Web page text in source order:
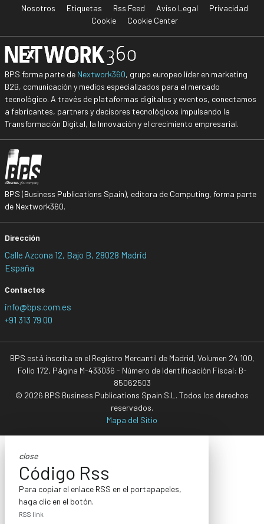
Nosotros Etiquetas Rss Feed Aviso Legal
Privacidad
Cookie
Cookie Center
BPS forma parte de Nextwork360, grupo europeo líder en marketing
B2B, comunicación y medios especializados para el mercado
tecnológico. A través de plataformas digitales y eventos, conectamos
a fabricantes, partners y decisores tecnológicos impulsando la
Transformación Digital, la Innovación y el crecimiento empresarial.
BPS (Business Publications Spain), editora de Computing, forma parte
de Nextwork360.
Dirección
Calle Azcona 12, Bajo B, 28028 Madrid
España
Contactos
info@bps.com.es
+91 313 79 00
BPS está inscrita en el Registro Mercantil de Madrid, Volumen 24.100,
Folio 172, Página M-433036 - Número de Identificación Fiscal: B-
85062503
© 2026 BPS Business Publications Spain S.L. Todos los derechos
reservados.
Mapa del Sitio
close
Código Rss
Para copiar el enlace RSS en el portapapeles,
haga clic en el botón.
RSS link